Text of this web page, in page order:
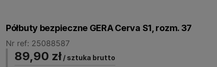
Półbuty bezpieczne GERA Cerva S1, rozm. 37
Nr ref: 25088587
89,90 zł / sztuka brutto